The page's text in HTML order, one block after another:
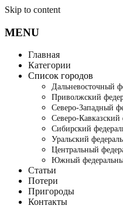
Skip to content
MENU
Главная
Категории
Список городов
Дальневосточный
Приволжский
Северо-Западный
Северо-
Сибирский
Уральский
Центральный
Южный
Статьи
Потери
Пригороды
Контакты